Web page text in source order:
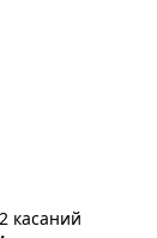
касаний